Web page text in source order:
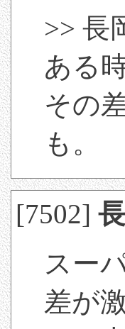
>> 長
ある
その
も。
[7502]
スー
差が